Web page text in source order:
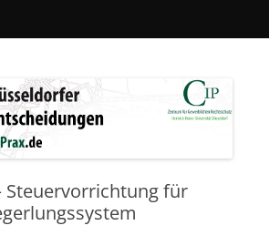
Entscheidungen
Steuervorrichtung für